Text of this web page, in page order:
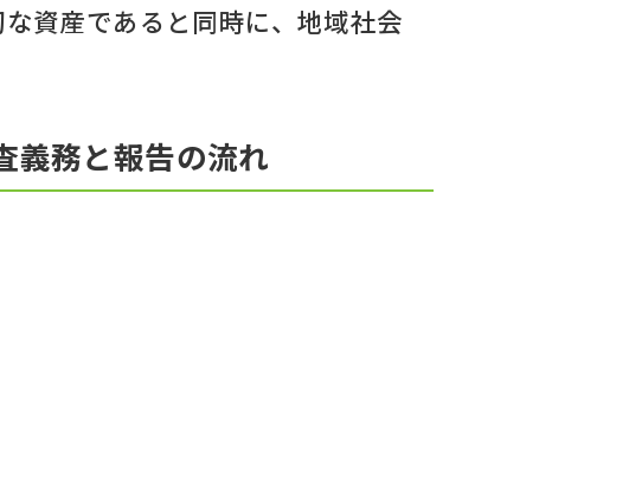
資産であると同時に、地域社会
義務と報告の流れ